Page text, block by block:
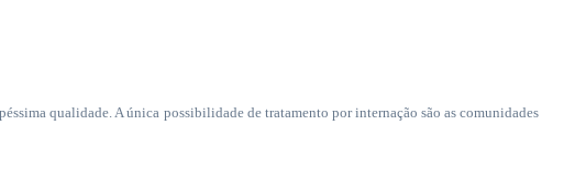
qualidade. A única possibilidade de tratamento por internação são as comunidades